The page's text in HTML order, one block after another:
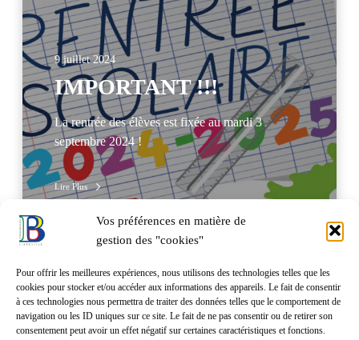
Vos préférences en matière de
gestion des "cookies"
Pour offrir les meilleures expériences, nous utilisons des technologies telles que les
cookies pour stocker et/ou accéder aux informations des appareils. Le fait de consentir
à ces technologies nous permettra de traiter des données telles que le comportement de
navigation ou les ID uniques sur ce site. Le fait de ne pas consentir ou de retirer son
consentement peut avoir un effet négatif sur certaines caractéristiques et fonctions.
9 juillet 2024
IMPORTANT !!!
La rentrée des élèves est fixée au mardi 3
septembre 2024 !
Lire Plus